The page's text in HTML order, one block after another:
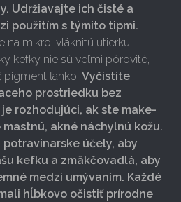
Udržiavajte ich čisté a
použitím s týmito tipmi.
mikro-vláknitú utierku.
kefky nie sú veľmi pórovité,
ľahko. Vyčistite
prostriedku bez
rozhodujúci, ak ste make-
akné náchylnú kožu.
potravinarske účely, aby
kefku a zmäkčovadlá, aby
medzi umývaním. Každé
hĺbkovo očistiť prírodne